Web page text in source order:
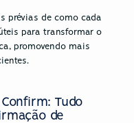
prévias de como cada
para transformar o
promovendo mais
Tudo
de